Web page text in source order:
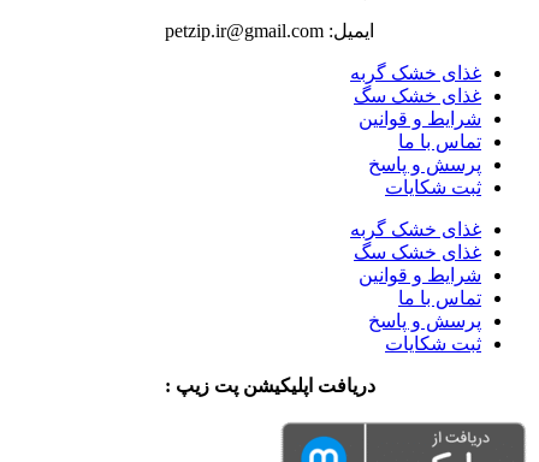
ایمیل: petzip.ir@gmail.com
غذای خشک گربه
غذای خشک سگ
شرایط و قوانین
تماس با ما
پرسش و پاسخ
ثبت شکایات
غذای خشک گربه
غذای خشک سگ
شرایط و قوانین
تماس با ما
پرسش و پاسخ
ثبت شکایات
دریافت اپلیکیشن پت زیپ :